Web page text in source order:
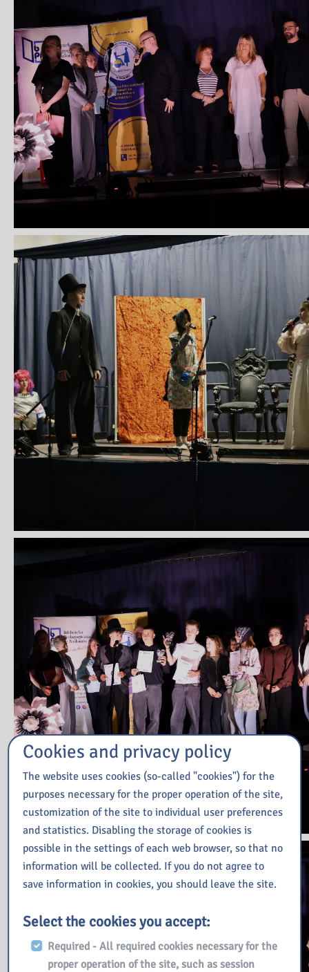
Cookies and privacy policy
The website uses cookies (so-called "cookies") for the
purposes necessary for the proper operation of the site,
customization of the site to individual user preferences
and statistics. Disabling the storage of cookies is
possible in the settings of each web browser, so that no
information will be collected. If you do not agree to
save information in cookies, you should leave the site.
Select the cookies you accept:
Required - All required cookies necessary for the
proper operation of the site, such as session